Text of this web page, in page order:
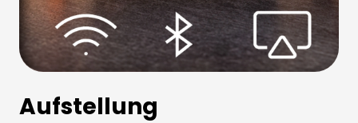
Aufstellung